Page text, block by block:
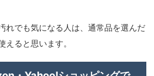
れでも気になる人は、通常品を選んだ
えると思います。